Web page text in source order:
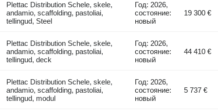
Plettac Distribution Schele, skele,
andamio, scaffolding, pastoliai,
tellingud, Steel
Год: 2026,
состояние:
новый
19 300 €
Plettac Distribution Schele, skele,
andamio, scaffolding, pastoliai,
tellingud, deck
Год: 2026,
состояние:
новый
44 410 €
Plettac Distribution Schele, skele,
andamio, scaffolding, pastoliai,
tellingud, modul
Год: 2026,
состояние:
новый
5 737 €